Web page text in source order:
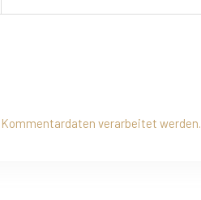
verarbeitet werden.